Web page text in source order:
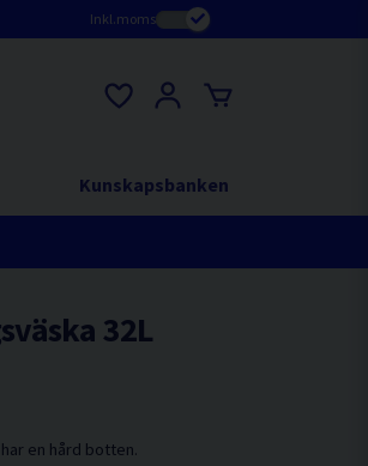
Inkl.moms
Kunskapsbanken
32L
en hård botten.